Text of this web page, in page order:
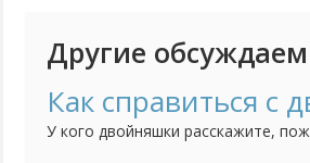
Другие
Как справиться с
У кого двойняшки расскажите,